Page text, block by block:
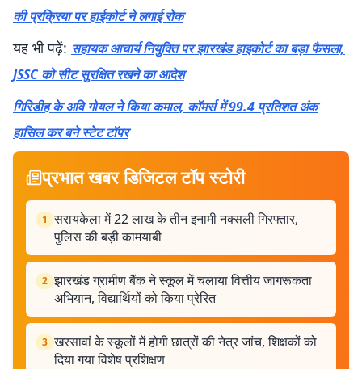
की प्रक्रिया पर हाईकोर्ट ने लगाई रोक
यह भी पढ़ें: सहायक आचार्य नियुक्ति पर झारखंड हाइकोर्ट का बड़ा फैसला,
JSSC को सीट सुरक्षित रखने का आदेश
गिरिडीह के अवि गोयल ने किया कमाल, कॉमर्स में 99.4 प्रतिशत अंक
हासिल कर बने स्टेट टॉपर
प्रभात खबर डिजिटल टॉप स्टोरी
1 सरायकेला में 22 लाख के तीन इनामी नक्सली गिरफ्तार,
पुलिस की बड़ी कामयाबी
2 झारखंड ग्रामीण बैंक ने स्कूल में चलाया वित्तीय जागरूकता
अभियान, विद्यार्थियों को किया प्रेरित
3 खरसावां के स्कूलों में होगी छात्रों की नेत्र जांच, शिक्षकों को
दिया गया विशेष प्रशिक्षण